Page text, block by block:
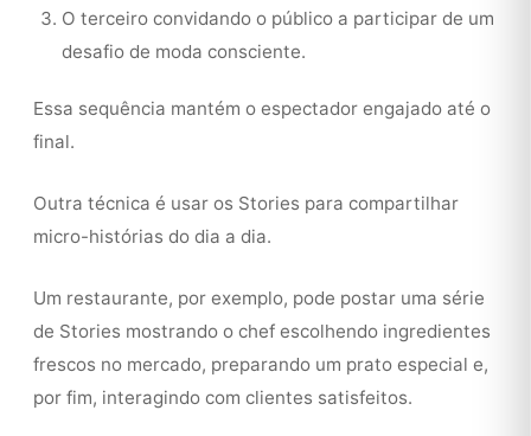
O terceiro convidando o público a participar de um
desafio de moda consciente.
Essa sequência mantém o espectador engajado até o
final.
Outra técnica é usar os Stories para compartilhar
micro-histórias do dia a dia.
Um restaurante, por exemplo, pode postar uma série
de Stories mostrando o chef escolhendo ingredientes
frescos no mercado, preparando um prato especial e,
por fim, interagindo com clientes satisfeitos.